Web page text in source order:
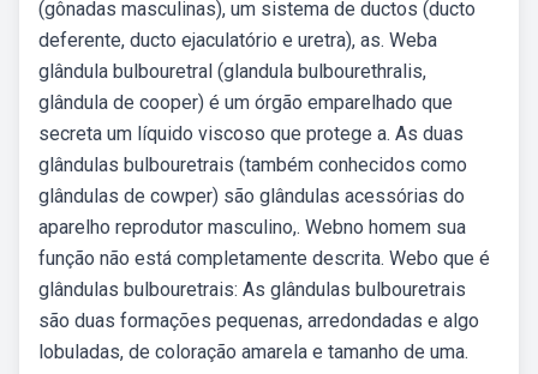
(gônadas masculinas), um sistema de ductos (ducto
deferente, ducto ejaculatório e uretra), as. Weba
glândula bulbouretral (glandula bulbourethralis,
glândula de cooper) é um órgão emparelhado que
secreta um líquido viscoso que protege a. As duas
glândulas bulbouretrais (também conhecidos como
glândulas de cowper) são glândulas acessórias do
aparelho reprodutor masculino,. Webno homem sua
função não está completamente descrita. Webo que é
glândulas bulbouretrais: As glândulas bulbouretrais
são duas formações pequenas, arredondadas e algo
lobuladas, de coloração amarela e tamanho de uma.